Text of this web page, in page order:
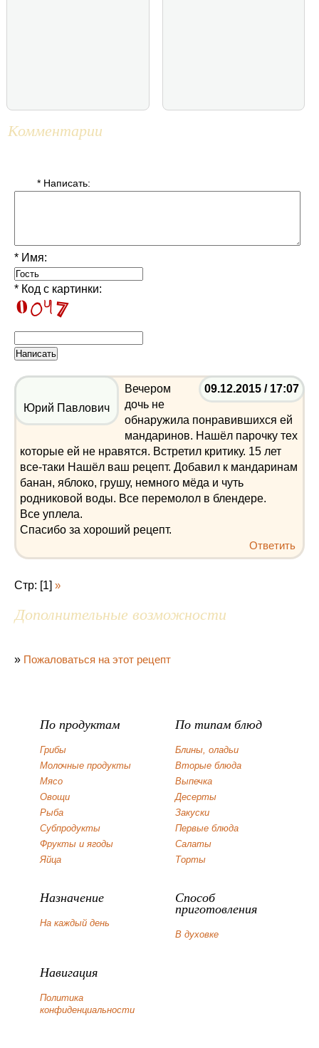
Комментарии
* Написать:
* Имя:
* Код с картинки:
09.12.2015 / 17:07
Юрий Павлович
Вечером
дочь не
обнаружила понравившихся ей
мандаринов. Нашёл парочку тех
которые ей не нравятся. Встретил критику. 15 лет
все-таки Нашёл ваш рецепт. Добавил к мандаринам
банан, яблоко, грушу, немного мёда и чуть
родниковой воды. Все перемолол в блендере.
Все уплела.
Спасибо за хороший рецепт.
Ответить
Стр: [1] »
Дополнительные возможности
» Пожаловаться на этот рецепт
По продуктам
Грибы
Молочные продукты
Мясо
Овощи
Рыба
Субпродукты
Фрукты и ягоды
Яйца
По типам блюд
Блины, оладьи
Вторые блюда
Выпечка
Десерты
Закуски
Первые блюда
Салаты
Торты
Назначение
На каждый день
Способ
приготовления
В духовке
Навигация
Политика
конфиденциальности